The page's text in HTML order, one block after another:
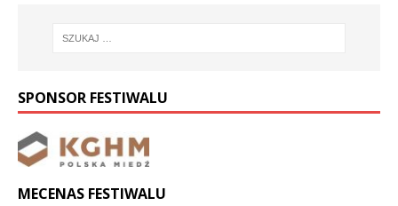
SPONSOR FESTIWALU
MECENAS FESTIWALU